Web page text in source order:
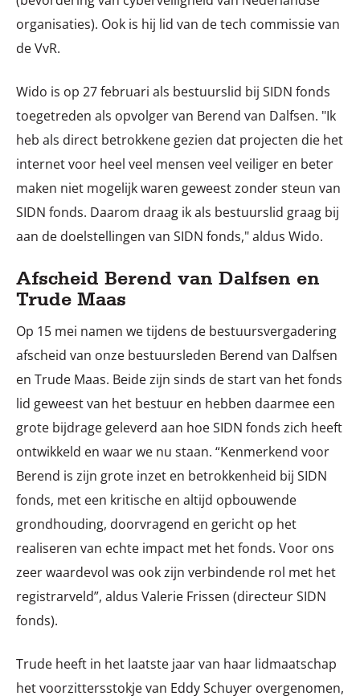
organisaties). Ook is hij lid van de tech commissie van
de VvR.
Wido is op 27 februari als bestuurslid bij SIDN fonds
toegetreden als opvolger van Berend van Dalfsen. "Ik
heb als direct betrokkene gezien dat projecten die het
internet voor heel veel mensen veel veiliger en beter
maken niet mogelijk waren geweest zonder steun van
SIDN fonds. Daarom draag ik als bestuurslid graag bij
aan de doelstellingen van SIDN fonds," aldus Wido.
Afscheid Berend van Dalfsen en
Trude Maas
Op 15 mei namen we tijdens de bestuursvergadering
afscheid van onze bestuursleden Berend van Dalfsen
en Trude Maas. Beide zijn sinds de start van het fonds
lid geweest van het bestuur en hebben daarmee een
grote bijdrage geleverd aan hoe SIDN fonds zich heeft
ontwikkeld en waar we nu staan. “Kenmerkend voor
Berend is zijn grote inzet en betrokkenheid bij SIDN
fonds, met een kritische en altijd opbouwende
grondhouding, doorvragend en gericht op het
realiseren van echte impact met het fonds. Voor ons
zeer waardevol was ook zijn verbindende rol met het
registrarveld”, aldus Valerie Frissen (directeur SIDN
fonds).
Trude heeft in het laatste jaar van haar lidmaatschap
het voorzittersstokje van Eddy Schuyer overgenomen,